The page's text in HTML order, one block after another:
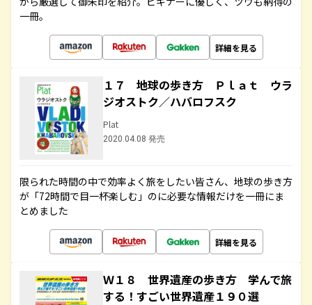
一冊。
詳細を見る
１７ 地球の歩き方 Ｐｌａｔ ウラ
ジオストク／ハバロフスク
Plat
2020.04.08 発売
限られた時間の中で効率よく旅をしたい皆さん、地球の歩き方
が「72時間で目一杯楽しむ」のに必要な情報だけを一冊にま
とめました
詳細を見る
Ｗ１８ 世界遺産の歩き方 学んで旅
する！すごい世界遺産１９０選